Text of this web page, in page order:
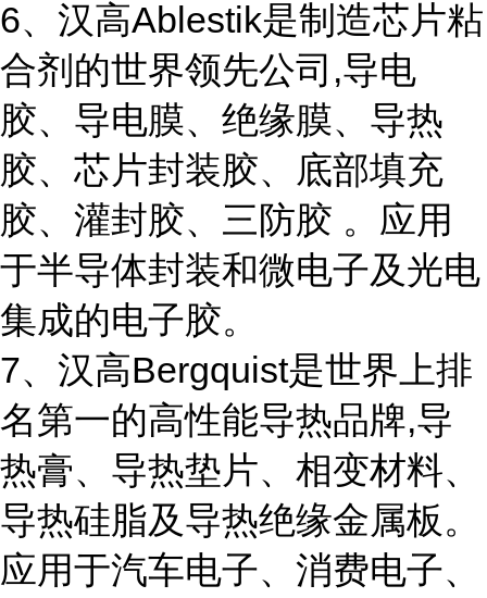
6、汉高Ablestik是制造芯片粘
合剂的世界领先公司,导电
胶、导电膜、绝缘膜、导热
胶、芯片封装胶、底部填充
胶、灌封胶、三防胶 。应用
于半导体封装和微电子及光电
集成的电子胶。
7、汉高Bergquist是世界上排
名第一的高性能导热品牌,导
热膏、导热垫片、相变材料、
导热硅脂及导热绝缘金属板。
应用于汽车电子、消费电子、